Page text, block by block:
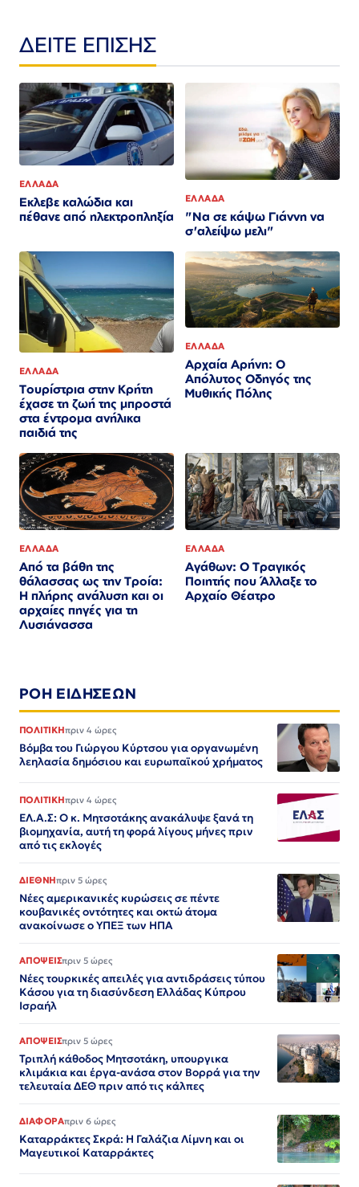
ΔΕΙΤΕ ΕΠΙΣΗΣ
ΕΛΛΑΔΑ
Εκλεβε καλώδια και
πέθανε από ηλεκτροπληξία
ΕΛΛΑΔΑ
"Να σε κάψω Γιάννη να
σ'αλείψω μελι"
ΕΛΛΑΔΑ
Τουρίστρια στην Κρήτη
έχασε τη ζωή της μπροστά
στα έντρομα ανήλικα
παιδιά της
ΕΛΛΑΔΑ
Αρχαία Αρήνη: Ο
Απόλυτος Οδηγός της
Μυθικής Πόλης
ΕΛΛΑΔΑ
Από τα βάθη της
θάλασσας ως την Τροία:
Η πλήρης ανάλυση και οι
αρχαίες πηγές για τη
Λυσιάνασσα
ΕΛΛΑΔΑ
Αγάθων: Ο Τραγικός
Ποιητής που Άλλαξε το
Αρχαίο Θέατρο
ΡΟΗ ΕΙΔΗΣΕΩΝ
ΠΟΛΙΤΙΚΗπριν 4 ώρες
Βόμβα του Γιώργου Κύρτσου για οργανωμένη
λεηλασία δημόσιου και ευρωπαϊκού χρήματος
ΠΟΛΙΤΙΚΗπριν 4 ώρες
ΕΛ.Α.Σ: Ο κ. Μητσοτάκης ανακάλυψε ξανά τη
βιομηχανία, αυτή τη φορά λίγους μήνες πριν
από τις εκλογές
ΔΙΕΘΝΗπριν 5 ώρες
Νέες αμερικανικές κυρώσεις σε πέντε
κουβανικές οντότητες και οκτώ άτομα
ανακοίνωσε ο ΥΠΕΞ των ΗΠΑ
ΑΠΟΨΕΙΣπριν 5 ώρες
Νέες τουρκικές απειλές για αντιδράσεις τύπου
Κάσου για τη διασύνδεση Ελλάδας Κύπρου
Ισραήλ
ΑΠΟΨΕΙΣπριν 5 ώρες
Τριπλή κάθοδος Μητσοτάκη, υπουργικα
κλιμάκια και έργα-ανάσα στον Βορρά για την
τελευταία ΔΕΘ πριν από τις κάλπες
ΔΙΑΦΟΡΑπριν 6 ώρες
Καταρράκτες Σκρά: Η Γαλάζια Λίμνη και οι
Μαγευτικοί Καταρράκτες